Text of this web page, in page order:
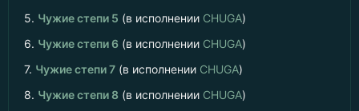
5. Чужие степи 5 (в исполнении CHUGA)
6. Чужие степи 6 (в исполнении CHUGA)
7. Чужие степи 7 (в исполнении CHUGA)
8. Чужие степи 8 (в исполнении CHUGA)